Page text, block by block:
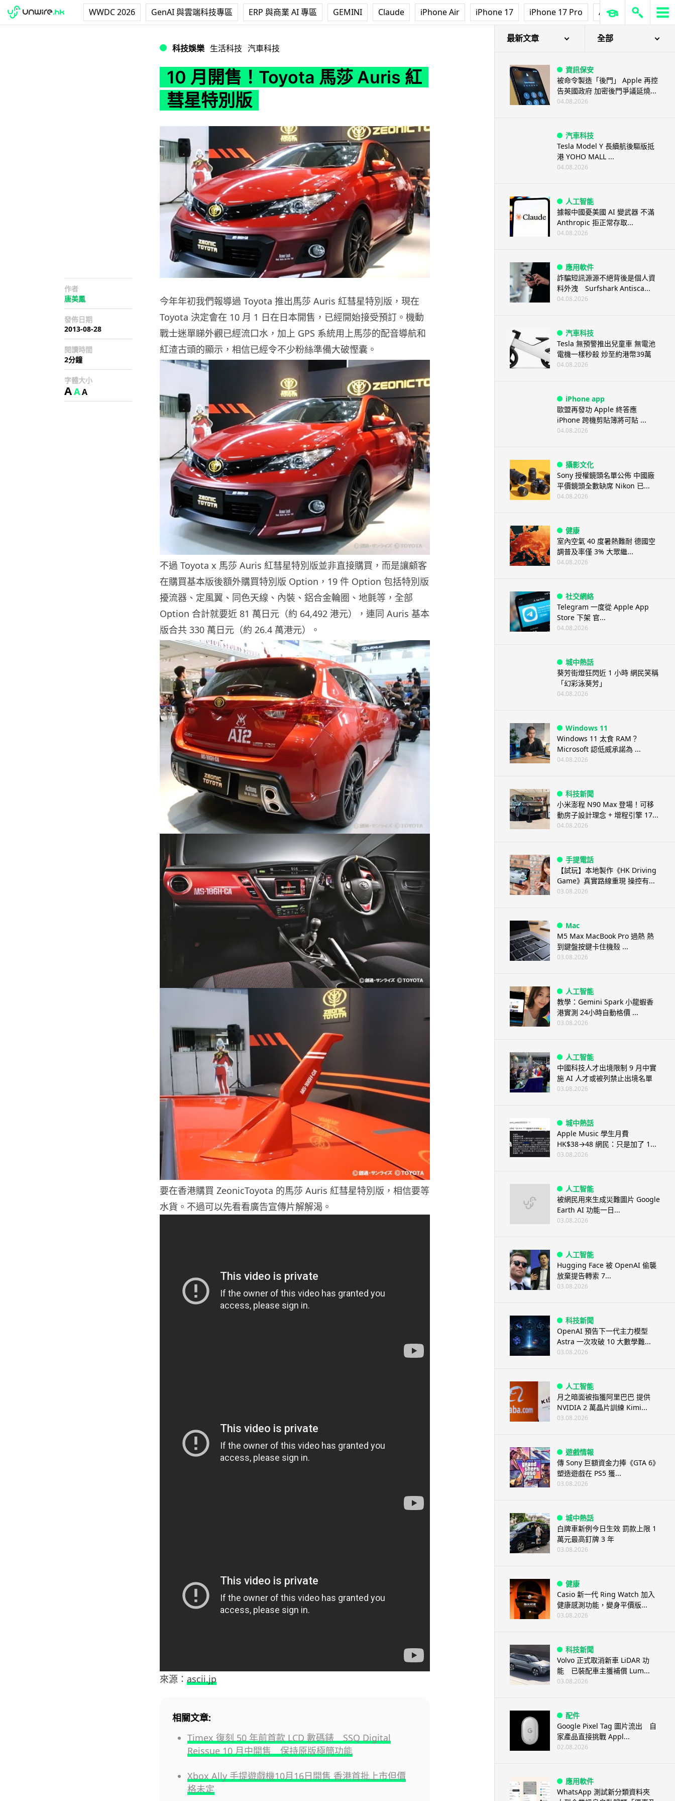
WWDC 2026 GenAI 與雲端科技專區 ERP 與商業 AI 專區 GEMINI Claude iPhone Air iPhone 17 iPhone 17 Pro AirPods Pro 3
科技娛樂 生活科技 汽車科技
10 月開售！Toyota 馬莎 Auris 紅
彗星特別版
作者
唐美鳳
發佈日期
2013-08-28
閱讀時間
2分鐘
字體大小
AAA
今年年初我們報導過 Toyota 推出馬莎 Auris 紅彗星特別版，現在
Toyota 決定會在 10 月 1 日在日本開售，已經開始接受預訂。機動
戰士迷單睇外觀已經流口水，加上 GPS 系統用上馬莎的配音導航和
紅渣古頭的顯示，相信已經令不少粉絲準備大破慳囊。
不過 Toyota x 馬莎 Auris 紅彗星特別版並非直接購買，而是讓顧客
在購買基本版後額外購買特別版 Option，19 件 Option 包括特別版
擾流器、定風翼、同色天線、內裝、鋁合金輪圈、地氈等，全部
Option 合計就要近 81 萬日元（約 64,492 港元），連同 Auris 基本
版合共 330 萬日元（約 26.4 萬港元）。
要在香港購買 ZeonicToyota 的馬莎 Auris 紅彗星特別版，相信要等
水貨。不過可以先看看廣告宣傳片解解渴。
來源： ascii.jp
相關文章:
Timex 復刻 50 年前首款 LCD 數碼錶 SSQ Digital
Reissue 10 月中開售 保持原版極簡功能
Xbox Ally 手提遊戲機10月16日開售 香港首批上市但價
格未定
最新文章 全部
資訊保安
被命令製造「後門」 Apple 再控
告英國政府 加密後門爭議延燒...
04.08.2026
汽車科技
Tesla Model Y 長續航後驅版抵
港 YOHO MALL ...
04.08.2026
人工智能
據報中國憂美國 AI 變武器 不滿
Anthropic 拒正常存取...
04.08.2026
應用軟件
詐騙短訊源源不絕背後是個人資
料外洩 Surfshark Antisca...
04.08.2026
汽車科技
Tesla 無預警推出兒童車 無電池
電機一樣秒殺 炒至約港幣39萬
04.08.2026
iPhone app
歐盟再發功 Apple 終答應
iPhone 跨機剪貼簿將可貼 ...
04.08.2026
攝影文化
Sony 授權鏡頭名單公佈 中國廠
平價鏡頭全數缺席 Nikon 已...
04.08.2026
健康
室內空氣 40 度暑熱難耐 德國空
調普及率僅 3% 大眾繼...
04.08.2026
社交網絡
Telegram 一度從 Apple App
Store 下架 官...
04.08.2026
城中熱話
葵芳街燈狂閃近 1 小時 網民笑稱
「幻彩泳葵芳」
04.08.2026
Windows 11
Windows 11 太食 RAM？
Microsoft 認低威承諾為 ...
04.08.2026
科技新聞
小米澎程 N90 Max 登場！可移
動房子設計理念 + 增程引擎 17...
04.08.2026
手提電話
【試玩】本地製作《HK Driving
Game》真實路線重現 操控有...
03.08.2026
Mac
M5 Max MacBook Pro 過熱 熱
到鍵盤按鍵卡住機殼 ...
03.08.2026
人工智能
教學：Gemini Spark 小龍蝦香
港實測 24小時自動格價 ...
03.08.2026
人工智能
中國科技人才出境限制 9 月中實
施 AI 人才或被列禁止出境名單
03.08.2026
城中熱話
Apple Music 學生月費
HK$38→48 網民：只是加了 1...
03.08.2026
人工智能
被網民用來生成災難圖片 Google
Earth AI 功能一日...
03.08.2026
人工智能
Hugging Face 被 OpenAI 偷襲
放棄提告轉索 7...
03.08.2026
科技新聞
OpenAI 預告下一代主力模型
Astra 一次攻破 10 大數學難...
03.08.2026
人工智能
月之暗面被指獲阿里巴巴 提供
NVIDIA 2 萬晶片訓練 Kimi...
03.08.2026
遊戲情報
傳 Sony 巨額資金力捧《GTA 6》
塑造遊戲在 PS5 獲...
03.08.2026
城中熱話
白牌車新例今日生效 罰款上限 1
萬元最高釘牌 3 年
03.08.2026
健康
Casio 新一代 Ring Watch 加入
健康感測功能，變身平價版...
03.08.2026
科技新聞
Volvo 正式取消新車 LiDAR 功
能 已裝配車主獲補償 Lum...
03.08.2026
配件
Google Pixel Tag 圖片流出 自
家產品直接挑戰 Appl...
02.08.2026
應用軟件
WhatsApp 測試新分類資料夾